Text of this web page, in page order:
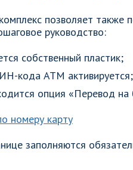
позволяет также
руководство:
собственный пластик;
кода АТМ активируется;
опция «Перевод на
заполняются